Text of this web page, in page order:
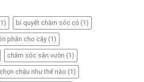
bí quyết chăm sóc cỏ (1)
phân cho cây (1)
chăm sóc sân vườn (1)
chọn chậu như thế nào (1)